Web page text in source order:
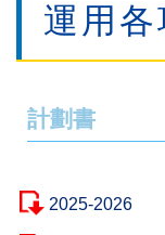
運用
計劃書
2025-2026